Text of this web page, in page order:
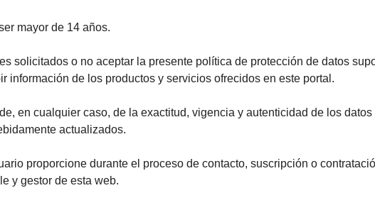
mayor de 14 años.
solicitados o no aceptar la presente política de protección de datos
información de los productos y servicios ofrecidos en este portal.
en cualquier caso, de la exactitud, vigencia y autenticidad de los
actualizados.
proporcione durante el proceso de contacto, suscripción o
y gestor de esta web.